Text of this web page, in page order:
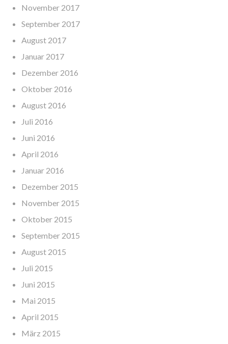
November 2017
September 2017
August 2017
Januar 2017
Dezember 2016
Oktober 2016
August 2016
Juli 2016
Juni 2016
April 2016
Januar 2016
Dezember 2015
November 2015
Oktober 2015
September 2015
August 2015
Juli 2015
Juni 2015
Mai 2015
April 2015
März 2015